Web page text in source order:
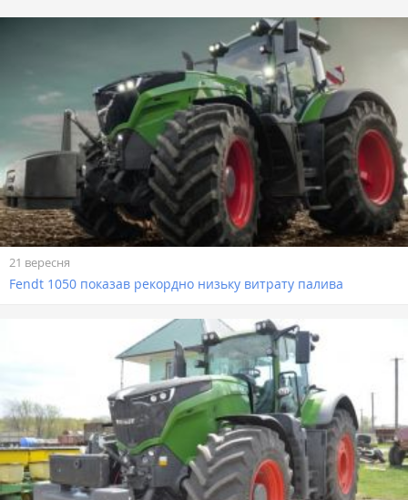
21 вересня
Fendt 1050 показав рекордно низьку витрату палива